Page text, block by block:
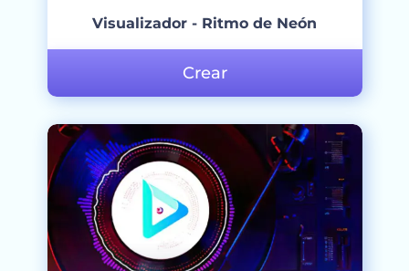
Visualizador - Ritmo de Neón
Crear